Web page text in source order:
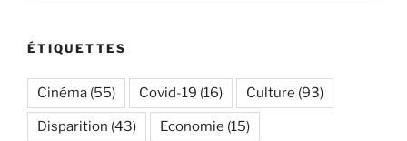
ÉTIQUETTES
Cinéma (55) Covid-19 (16) Culture (93)
Disparition (43) Economie (15)